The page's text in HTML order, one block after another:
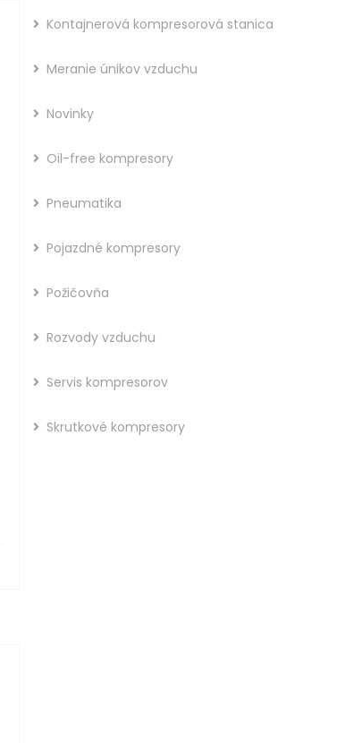
Kontajnerová kompresorová stanica
Meranie únikov vzduchu
Novinky
Oil-free kompresory
Pneumatika
Pojazdné kompresory
Požičovňa
Rozvody vzduchu
Servis kompresorov
Skrutkové kompresory